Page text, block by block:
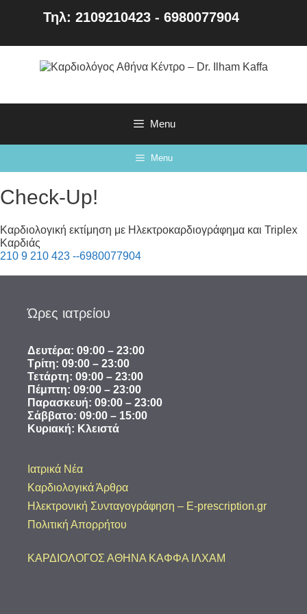
Τηλ: 2109210423 - 6980077904
Menu
Menu
Check-Up!
Καρδιολογική εκτίμηση με Ηλεκτροκαρδιογράφημα και Triplex
Καρδιάς
210 9 210 423 --6980077904
Ώρες ιατρείου
Δευτέρα: 09:00 – 23:00
Τρίτη: 09:00 – 23:00
Τετάρτη: 09:00 – 23:00
Πέμπτη: 09:00 – 23:00
Παρασκευή: 09:00 – 23:00
​Σάββατο: 09:00 – 15:00
Κυριακή: Κλειστά
Ιατρικά Νέα
Καρδιολογικά Άρθρα
Ηλεκτρονική Συνταγογράφηση – E-prescription.gr
Πολιτική Απορρήτου
ΚΑΡΔΙΟΛΟΓΟΣ ΑΘΗΝΑ ΚΑΦΦΑ ΙΛΧΑΜ